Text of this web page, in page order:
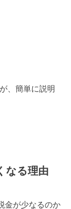
、簡単に説明
なる理由
金が少なるのか